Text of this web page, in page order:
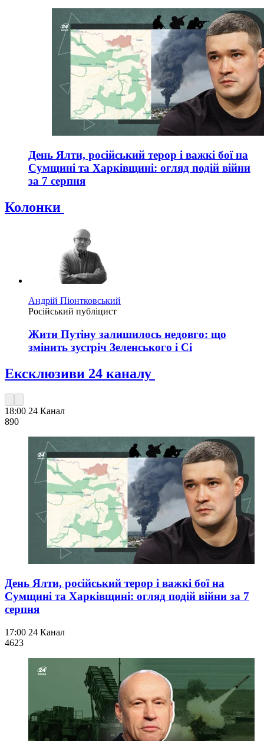
День Ялти, російський терор і важкі бої на
Сумщині та Харківщині: огляд подій війни
за 7 серпня
Колонки
Андрій Піонтковський
Російський публіцист
Жити Путіну залишилось недовго: що
змінить зустріч Зеленського і Сі
Ексклюзиви 24 каналу
18:00 24 Канал
890
День Ялти, російський терор і важкі бої на
Сумщині та Харківщині: огляд подій війни за 7
серпня
17:00 24 Канал
4623